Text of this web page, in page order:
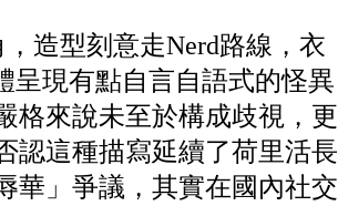
造型刻意走Nerd路線，衣
呈現有點自言自語式的怪異
格來說未至於構成歧視，更
認這種描寫延續了荷里活長
華」爭議，其實在國內社交